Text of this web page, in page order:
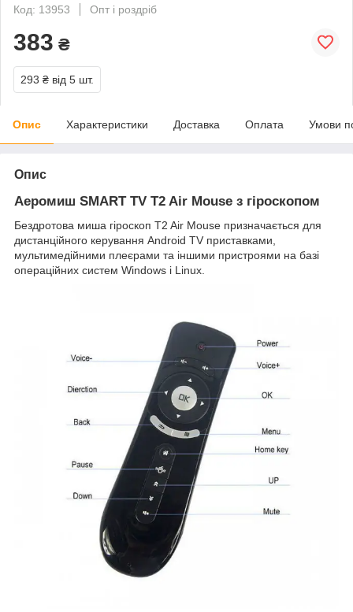
Код: 13953
Опт і роздріб
383 ₴
293 ₴ від 5 шт.
Опис Характеристики Доставка Оплата Умови
Опис
Аеромиш SMART TV T2 Air Mouse з гіроскопом
Бездротова миша гіроскоп T2 Air Mouse призначається для
дистанційного керування Android TV приставками,
мультимедійними плеєрами та іншими пристроями на базі
операційних систем Windows і Linux.